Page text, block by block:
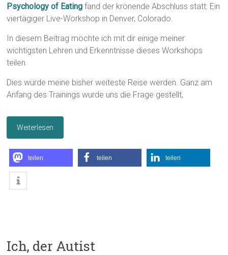
Psychology of Eating fand der krönende Abschluss statt: Ein
viertägiger Live-Workshop in Denver, Colorado.
In diesem Beitrag möchte ich mit dir einige meiner
wichtigsten Lehren und Erkenntnisse dieses Workshops
teilen.
Dies würde meine bisher weiteste Reise werden. Ganz am
Anfang des Trainings wurde uns die Frage gestellt,
Weiterlesen
teilen teilen teilen
Ich, der Autist